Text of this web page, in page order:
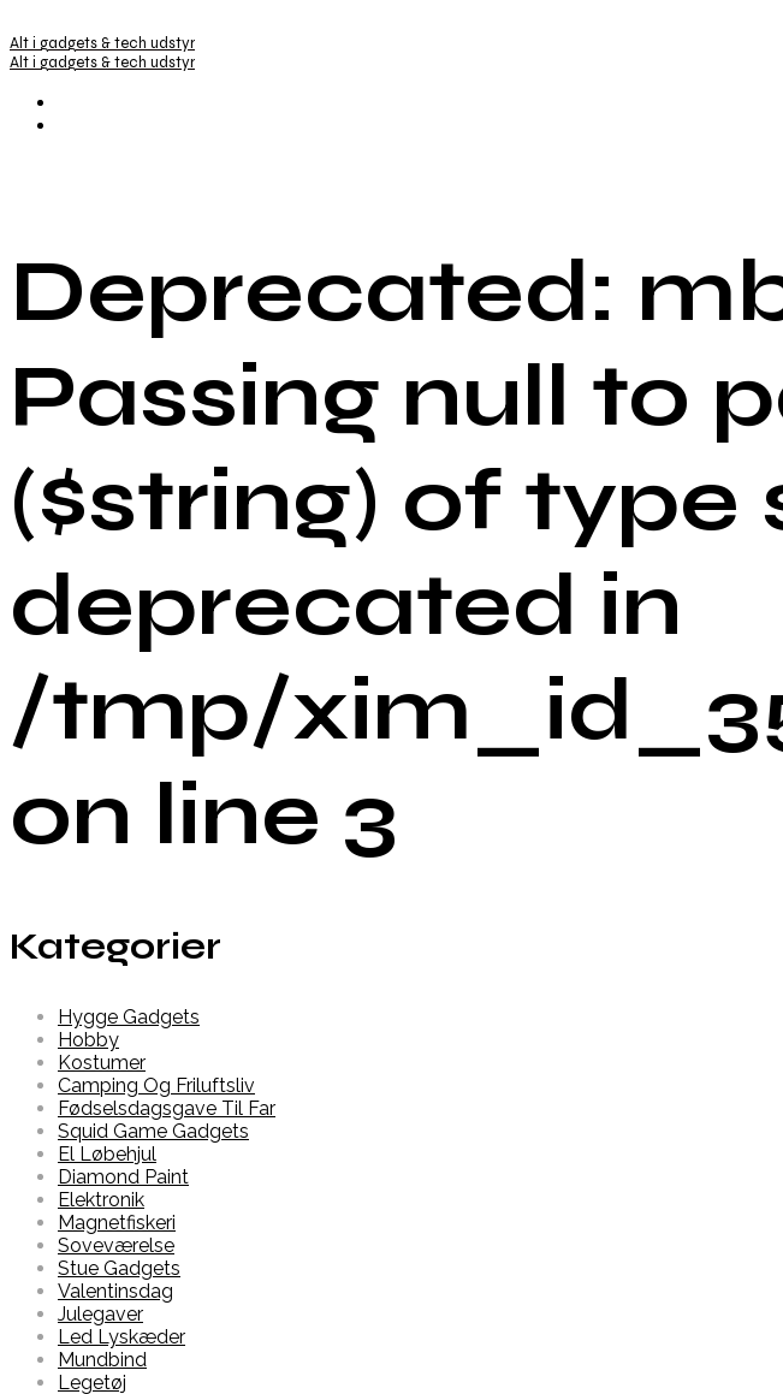
Alt i gadgets & tech udstyr
Alt i gadgets & tech udstyr
Deprecated:
Passing null to
($string) of type
deprecated in
/tmp/
on line 3
Kategorier
Hygge Gadgets
Hobby
Kostumer
Camping Og Friluftsliv
Fødselsdagsgave Til Far
Squid Game Gadgets
El Løbehjul
Diamond Paint
Elektronik
Magnetfiskeri
Soveværelse
Stue Gadgets
Valentinsdag
Julegaver
Led Lyskæder
Mundbind
Legetøj